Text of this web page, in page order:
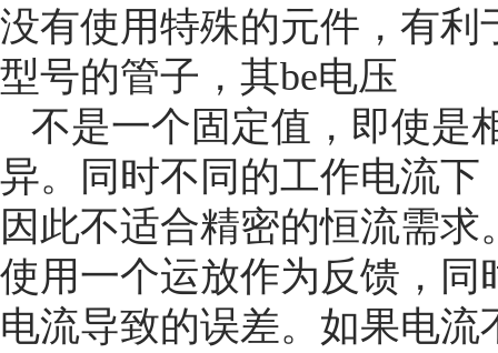
没有使用特殊的元件，有
型号的管子，其be电压
不是一个固定值，即使是
异。同时不同的工作电流
因此不适合精密的恒流需
使用一个运放作为反馈，同
电流导致的误差。如果电